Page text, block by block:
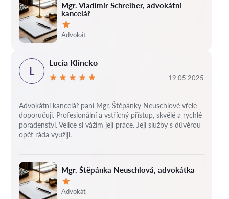
Mgr. Vladimír Schreiber, advokátní
kancelář
Hodnocení:
Advokát
Mgr. Štěpánka Neuschlová, advokátka
Hodnocení:
Advokát
L
Lucia Klincko
19.05.2025
Advokátní kancelář paní Mgr. Štěpánky Neuschlové vřele
doporučuji. Profesionální a vstřícný přístup, skvělé a rychlé
poradenství. Velice si vážím její práce. Její služby s důvěrou
opět ráda využiji.